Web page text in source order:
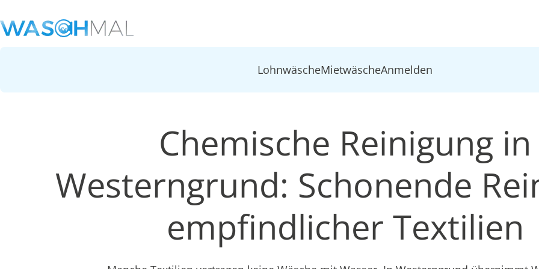
LohnwäscheMietwäscheAnmelden
Chemische Reinigung in
Westerngrund: Schonende
empfindlicher Textilien